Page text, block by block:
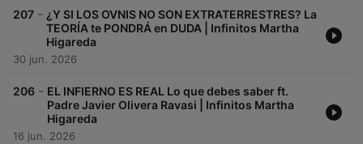
207 - ¿Y SI LOS OVNIS NO SON EXTRATERRESTRES? La
TEORÍA te PONDRÁ en DUDA | Infinitos Martha
Higareda
30 jun. 2026
206 - EL INFIERNO ES REAL Lo que debes saber ft.
Padre Javier Olivera Ravasi | Infinitos Martha
Higareda
16 jun. 2026